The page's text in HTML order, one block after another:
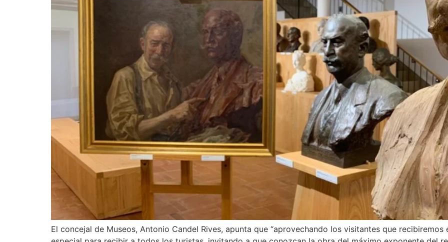
El concejal de Museos, Antonio Candel Rives, apunta que “aprovechando los visitantes que